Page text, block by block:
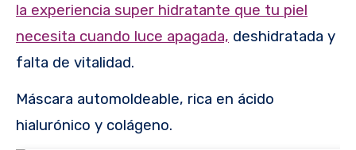
la experiencia super hidratante que tu piel
necesita cuando luce apagada, deshidratada y
falta de vitalidad.
Máscara automoldeable, rica en ácido
hialurónico y colágeno.